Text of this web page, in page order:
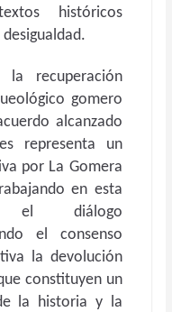
históricos
recuperación
gomero
alcanzado
representa un
por La Gomera
en esta
el diálogo
el consenso
la devolución
constituyen un
la historia y la